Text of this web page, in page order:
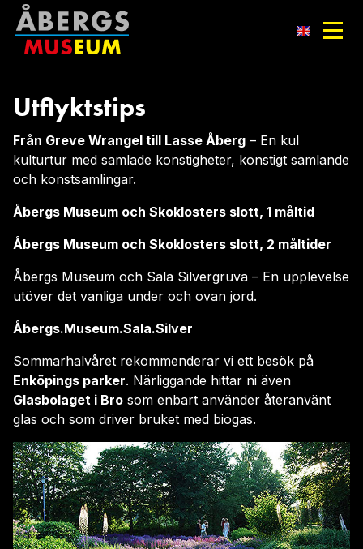
Utflyktstips
Från Greve Wrangel till Lasse Åberg – En kul
kulturtur med samlade konstigheter, konstigt samlande
och konstsamlingar.
Åbergs Museum och Skoklosters slott, 1 måltid
Åbergs Museum och Skoklosters slott, 2 måltider
Åbergs Museum och Sala Silvergruva – En upplevelse
utöver det vanliga under och ovan jord.
Åbergs.Museum.Sala.Silver
Sommarhalvåret rekommenderar vi ett besök på
Enköpings parker. Närliggande hittar ni även
Glasbolaget i Bro som enbart använder återanvänt
glas och som driver bruket med biogas.